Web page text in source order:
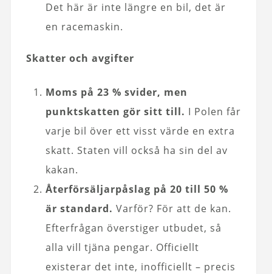
Det här är inte längre en bil, det är
en racemaskin.
Skatter och avgifter
Moms på 23 % svider, men
punktskatten gör sitt till. I Polen får
varje bil över ett visst värde en extra
skatt. Staten vill också ha sin del av
kakan.
Återförsäljarpåslag på 20 till 50 %
är standard. Varför? För att de kan.
Efterfrågan överstiger utbudet, så
alla vill tjäna pengar. Officiellt
existerar det inte, inofficiellt – precis